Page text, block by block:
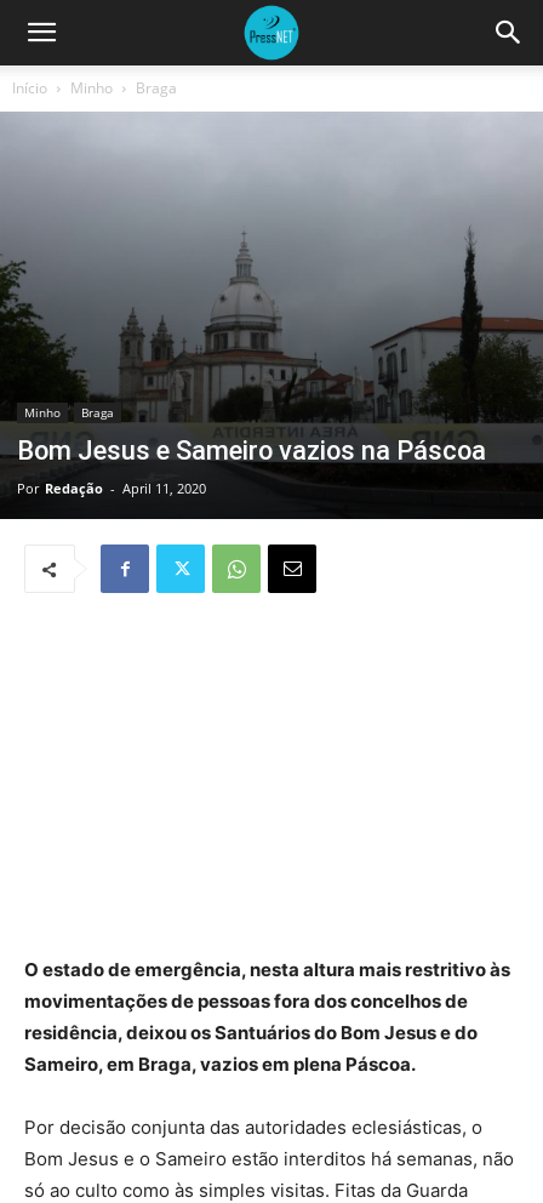
Início Minho Braga
Minho Braga
Bom Jesus e Sameiro vazios na Páscoa
Por Redação - April 11, 2020
O estado de emergência, nesta altura mais restritivo às
movimentações de pessoas fora dos concelhos de
residência, deixou os Santuários do Bom Jesus e do
Sameiro, em Braga, vazios em plena Páscoa.
Por decisão conjunta das autoridades eclesiásticas, o
Bom Jesus e o Sameiro estão interditos há semanas, não
só ao culto como às simples visitas. Fitas da Guarda